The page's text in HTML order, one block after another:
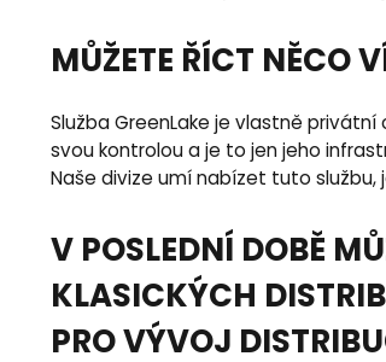
MŮŽETE ŘÍCT NĚCO
Služba GreenLake je vlastně
svou kontrolou a je to jen jeho
Naše divize umí nabízet tuto
V POSLEDNÍ DOBĚ
KLASICKÝCH
PRO VÝVOJ